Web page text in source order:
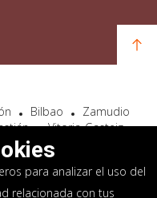
Bilbao
Zamudio
Vitoria-Gasteiz
Bidart
para analizar el uso del
relacionada con tus